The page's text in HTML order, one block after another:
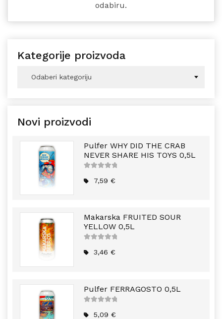
odabiru.
Kategorije proizvoda
Odaberi kategoriju
Novi proizvodi
Pulfer WHY DID THE CRAB
NEVER SHARE HIS TOYS 0,5L
5
7,59€
Makarska FRUITED SOUR
YELLOW 0,5L
5
3,46€
Pulfer FERRAGOSTO 0,5L
5
5,09€